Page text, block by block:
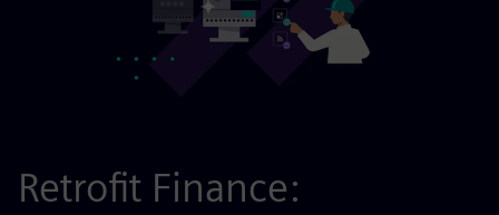
Retrofit Finance: